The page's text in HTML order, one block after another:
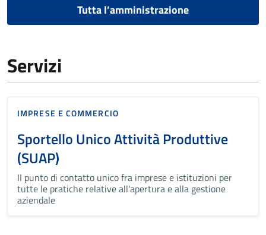
Tutta l’amministrazione
Servizi
IMPRESE E COMMERCIO
Sportello Unico Attività Produttive
(SUAP)
II punto di contatto unico fra imprese e istituzioni per
tutte le pratiche relative all'apertura e alla gestione
aziendale